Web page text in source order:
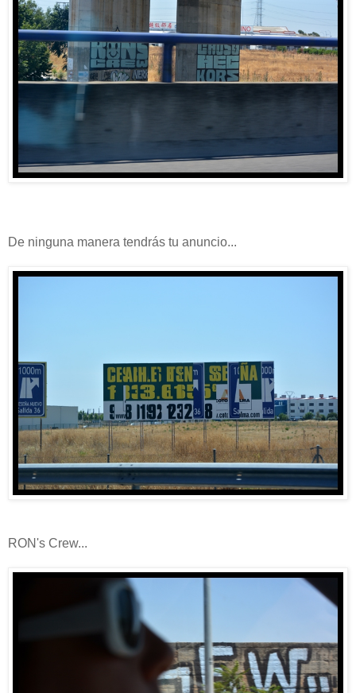
De ninguna manera tendrás tu anuncio...
RON's Crew...